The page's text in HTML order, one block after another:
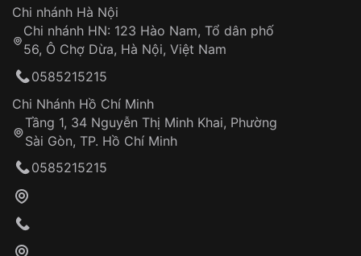
Hotline: 0585 215 215
Từ khóa SEO:
Khách hàng kiểm tra và thanh toán trực tiếp
Đảm bảo quyền lợi khách hàng
Đồng hành cùng khách hàng trong suốt quá
trình sử dụng
Chi nhánh Hà Nội
Chi nhánh HN: 123 Hào Nam, Tổ dân phố
56, Ô Chợ Dừa, Hà Nội, Việt Nam
0585215215
Chi Nhánh Hồ Chí Minh
Tầng 1, 34 Nguyễn Thị Minh Khai, Phường
Sài Gòn, TP. Hồ Chí Minh
0585215215